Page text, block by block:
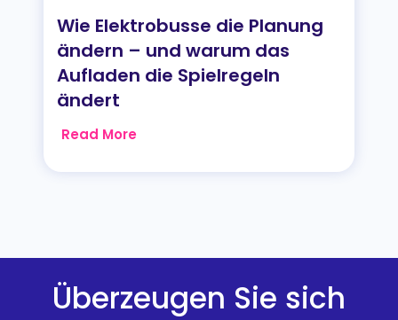
Wie Elektrobusse die Planung
ändern – und warum das
Aufladen die Spielregeln
ändert
Read More
Überzeugen Sie sich